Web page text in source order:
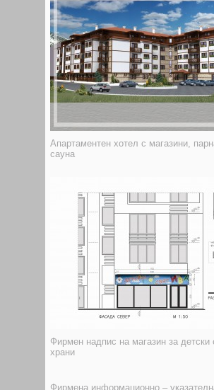
Апартаментен хотел с магазини,
сауна
Фирмен надпис на магазин за детски
храни
Фирмена информационно –